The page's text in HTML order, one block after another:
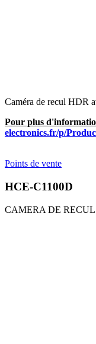
Caméra de recul HDR
Pour plus
electronics.fr/p/
Points de vente
HCE-C1100D
CAMERA DE